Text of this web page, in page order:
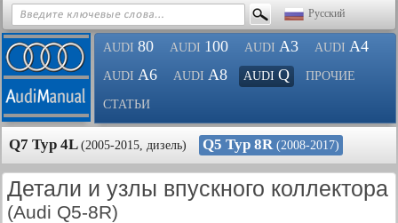
Русский
AUDI 80 AUDI 100 AUDI A3 AUDI A4
AUDI A6 AUDI A8 AUDI Q ПРОЧИЕ
СТАТЬИ
Q7 Typ 4L (2005-2015, дизель) Q5 Typ 8R (2008-2017)
Детали и узлы впускного коллектора
(Audi Q5-8R)